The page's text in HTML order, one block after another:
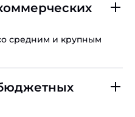
при отсутствии связи.
и настройками всех
средним и крупным
Мурманска.
кабинета с вашей